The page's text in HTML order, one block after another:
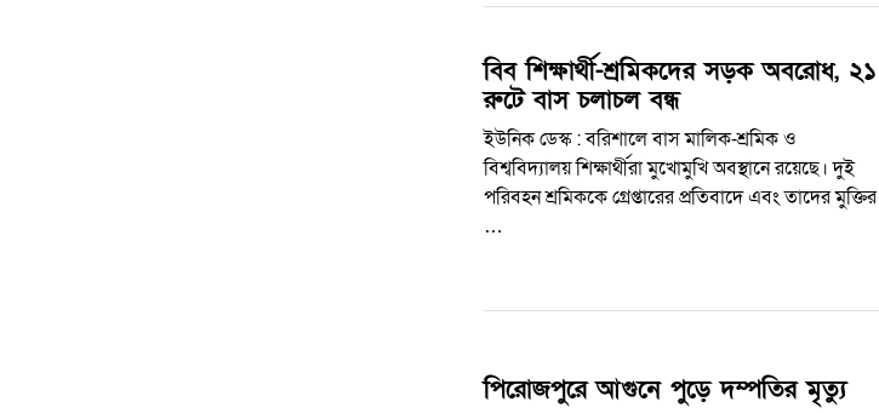
বিব শিক্ষার্থী-শ্রমিকদের সড়ক অবরোধ, ২১
রুটে বাস চলাচল বন্ধ
ইউনিক ডেস্ক : বরিশালে বাস মালিক-শ্রমিক ও
বিশ্ববিদ্যালয় শিক্ষার্থীরা মুখোমুখি অবস্থানে রয়েছে। দুই
প‌রিবহন শ্রমিককে গ্রেপ্তারের প্রতিবাদে এবং তাদের মুক্তির
…
পিরোজপুরে আগুনে পুড়ে দম্পতির মৃত্যু